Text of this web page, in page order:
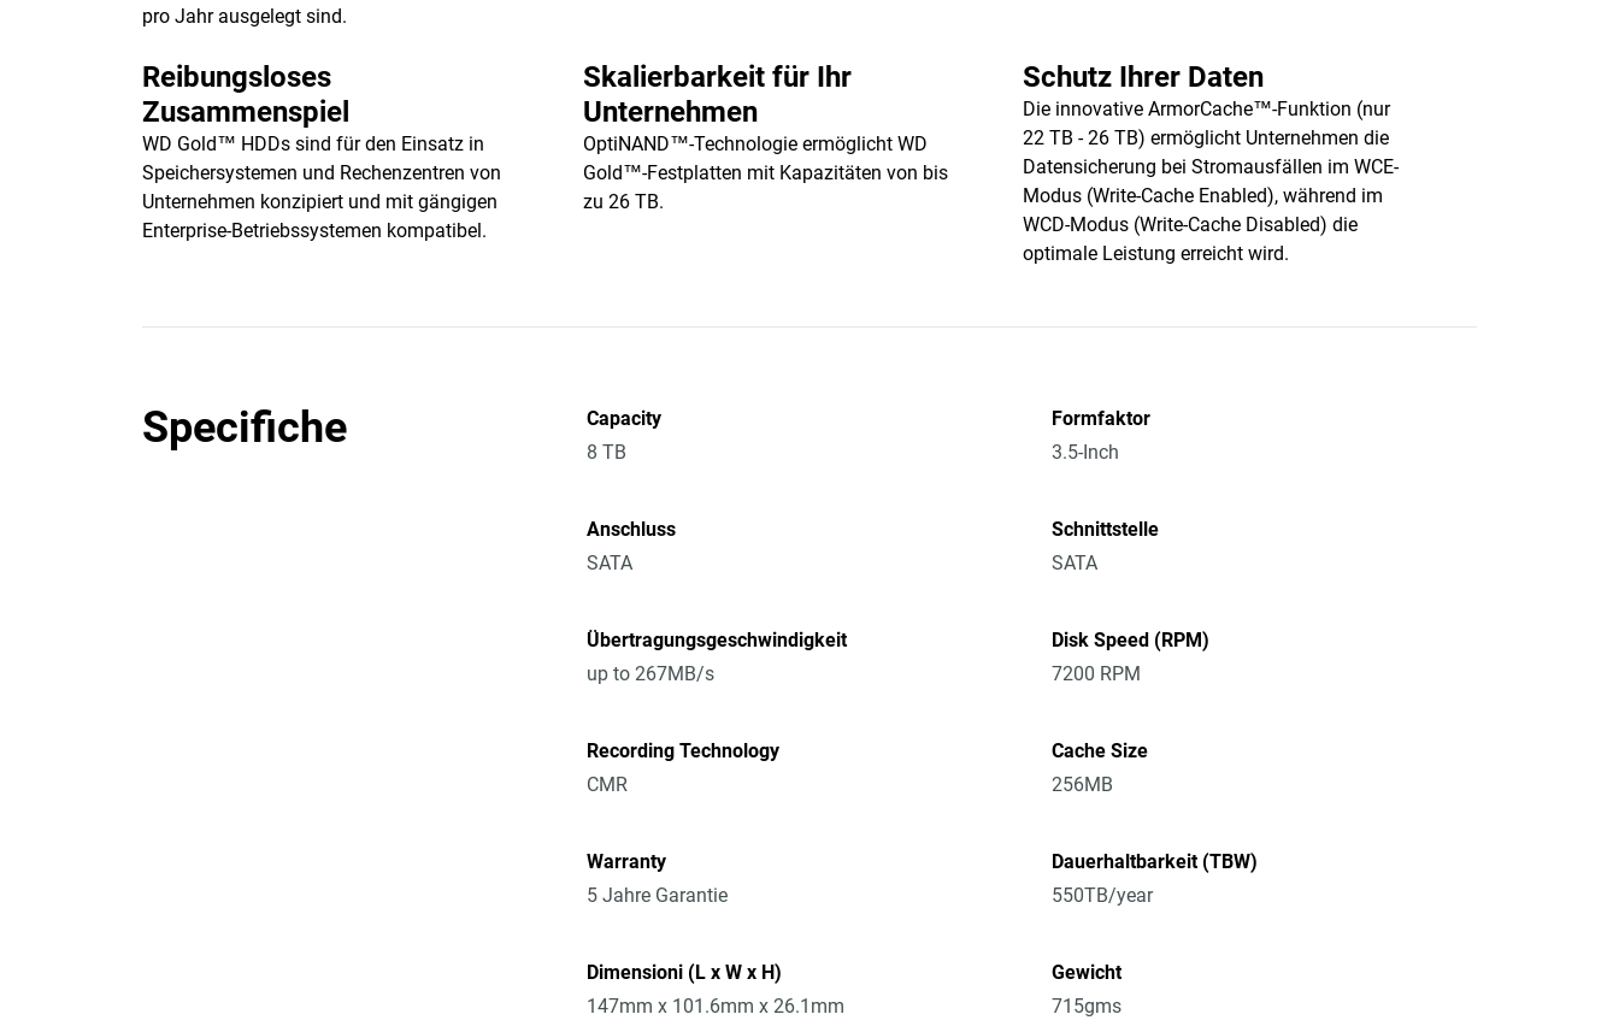
pro Jahr ausgelegt sind.
Reibungsloses
Zusammenspiel
WD Gold™ HDDs sind für den Einsatz in
Speichersystemen und Rechenzentren von
Unternehmen konzipiert und mit gängigen
Enterprise-Betriebssystemen kompatibel.
Skalierbarkeit für Ihr
Unternehmen
OptiNAND™-Technologie ermöglicht WD
Gold™-Festplatten mit Kapazitäten von bis
zu 26 TB.
Schutz Ihrer Daten
Die innovative ArmorCache™-Funktion (nur
22 TB - 26 TB) ermöglicht Unternehmen die
Datensicherung bei Stromausfällen im WCE-
Modus (Write-Cache Enabled), während im
WCD-Modus (Write-Cache Disabled) die
optimale Leistung erreicht wird.
Specifiche
Capacity
8 TB
Formfaktor
3.5-Inch
Anschluss
SATA
Schnittstelle
SATA
Übertragungsgeschwindigkeit
up to 267MB/s
Disk Speed (RPM)
7200 RPM
Recording Technology
CMR
Cache Size
256MB
Warranty
5 Jahre Garantie
Dauerhaltbarkeit (TBW)
550TB/year
Dimensioni (L x W x H)
147mm x 101.6mm x 26.1mm
Gewicht
715gms